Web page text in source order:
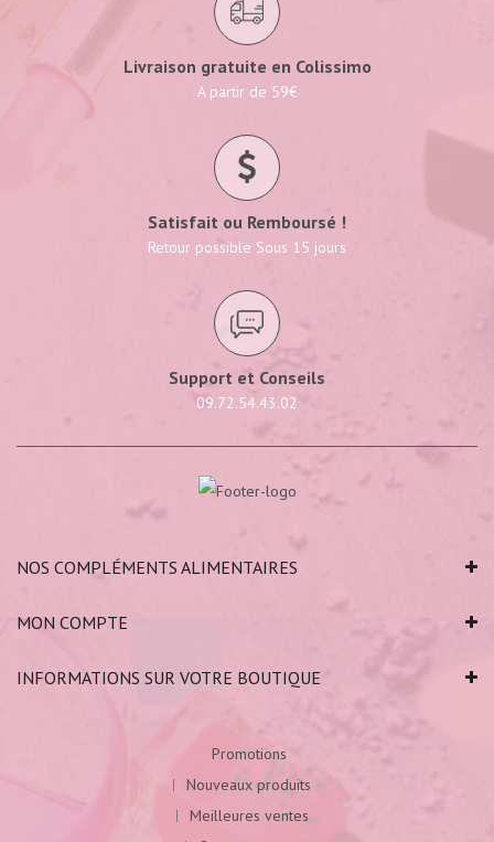
Livraison gratuite en Colissimo
A partir de 59€
Satisfait ou Remboursé !
Retour possible Sous 15 jours
Support et Conseils
09.72.54.43.02
NOS COMPLÉMENTS ALIMENTAIRES
MON COMPTE
INFORMATIONS SUR VOTRE BOUTIQUE
Promotions
Nouveaux produits
Meilleures ventes